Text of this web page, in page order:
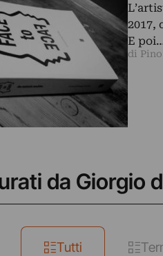
2017,
E
di
da Giorgio
Tutti